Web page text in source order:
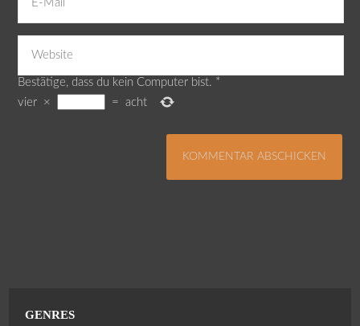
Bestätige, dass du kein Computer bist. *
vier
× = acht
GENRES